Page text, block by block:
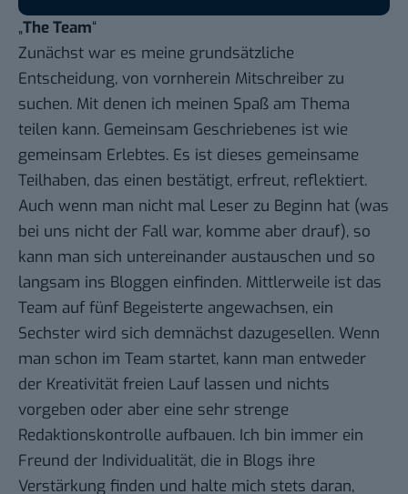
„The Team“
Zunächst war es meine grundsätzliche
Entscheidung, von vornherein Mitschreiber zu
suchen. Mit denen ich meinen Spaß am Thema
teilen kann. Gemeinsam Geschriebenes ist wie
gemeinsam Erlebtes. Es ist dieses gemeinsame
Teilhaben, das einen bestätigt, erfreut, reflektiert.
Auch wenn man nicht mal Leser zu Beginn hat (was
bei uns nicht der Fall war, komme aber drauf), so
kann man sich untereinander austauschen und so
langsam ins Bloggen einfinden. Mittlerweile ist das
Team auf fünf Begeisterte angewachsen, ein
Sechster wird sich demnächst dazugesellen. Wenn
man schon im Team startet, kann man entweder
der Kreativität freien Lauf lassen und nichts
vorgeben oder aber eine sehr strenge
Redaktionskontrolle aufbauen. Ich bin immer ein
Freund der Individualität, die in Blogs ihre
Verstärkung finden und halte mich stets daran,